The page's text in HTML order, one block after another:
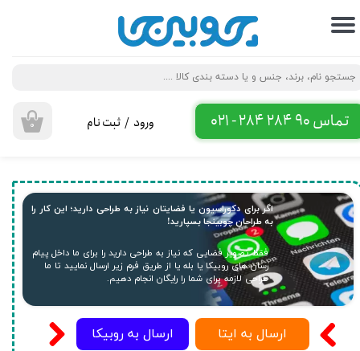
تماس 90 284 284 - 021 ۰ ورود / ثبت نام
حساب کاربری من
تغییر گذر واژه
سفارشات
خروج از حساب کاربری
ارسال به روبیکا ارسال به ایتا
اگر برای دکوراسیون یا فضایتان نیاز به طراحی دارید؛ این کار را
به طراحان چوبینجا بسپارید!
فقط تصویر فضایی که نیاز به طراحی دارید را برای ما داخل پیام
رسان های روبیکا یا بله یا از طریق فرم زیر ارسال نمایید تا ما
طراحی لازمه برای شما را رایگان انجام دهیم.